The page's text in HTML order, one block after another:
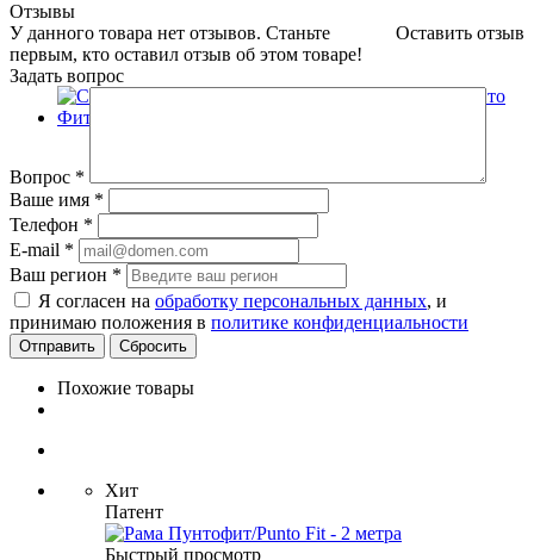
Отзывы
Оставить отзыв
У данного товара нет отзывов. Станьте
первым, кто оставил отзыв об этом товаре!
Задать вопрос
Вопрос *
Ваше имя *
Телефон *
E-mail *
Ваш регион *
Я согласен на обработку персональных данных, и
принимаю положения в политике конфиденциальности
Сбросить
Похожие товары
Хит
Патент
Быстрый просмотр